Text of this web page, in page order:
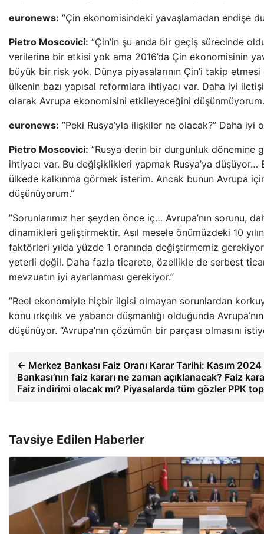
euronews: ”Çin ekonomisindeki yavaşlamadan endişe
Pietro Moscovici: ”Çin’in şu anda bir geçiş sürecinde
verilerine bir etkisi yok ama 2016’da Çin ekonomisinin
büyük bir risk yok. Dünya piyasalarının Çin’i takip
ülkenin bazı yapısal reformlara ihtiyacı var. Daha iyi
olarak Avrupa ekonomisini etkileyeceğini
euronews: ”Peki Rusya’yla ilişkiler ne olacak?” Daha iyi
Pietro Moscovici: ”Rusya derin bir durgunluk dönemine
ihtiyacı var. Bu değişiklikleri yapmak Rusya’ya
ülkede kalkınma görmek isterim. Ancak bunun Avrupa
düşünüyorum.”
”Sorunlarımız her şeyden önce iç… Avrupa’nın sorunu,
dinamikleri geliştirmektir. Asıl mesele önümüzdeki 10
faktörleri yılda yüzde 1 oranında değiştirmemiz
yeterli değil. Daha fazla ticarete, özellikle de serbest
mevzuatın iyi ayarlanması gerekiyor.”
”Reel ekonomiyle hiçbir ilgisi olmayan sorunlardan
konu ırkçılık ve yabancı düşmanlığı olduğunda
düşünüyor. “Avrupa’nın çözümün bir parçası olmasını
← Merkez Bankası Faiz Oranı Karar Tarihi: Kasım
Bankası’nın faiz kararı ne zaman açıklanacak? Faiz
Faiz indirimi olacak mı? Piyasalarda tüm gözler PPK
Tavsiye Edilen Haberler